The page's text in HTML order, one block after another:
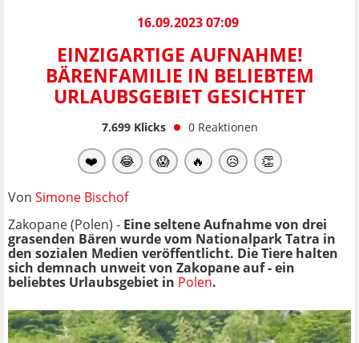
16.09.2023 07:09
EINZIGARTIGE AUFNAHME!
BÄRENFAMILIE IN BELIEBTEM
URLAUBSGEBIET GESICHTET
7.699Klicks 0 Reaktionen
❤️ 😂 😱 🔥 😥 👏
Von Simone Bischof
Zakopane (Polen) - Eine seltene Aufnahme von drei
grasenden Bären wurde vom Nationalpark Tatra in
den sozialen Medien veröffentlicht. Die Tiere halten
sich demnach unweit von Zakopane auf - ein
beliebtes Urlaubsgebiet in Polen.